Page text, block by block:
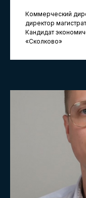
Коммерческий
директор
Кандидат
«Сколково»
Базовое
Курс
на
задаваемые
вопросы